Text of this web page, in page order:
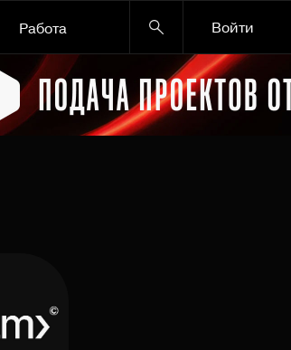
Работа Войти